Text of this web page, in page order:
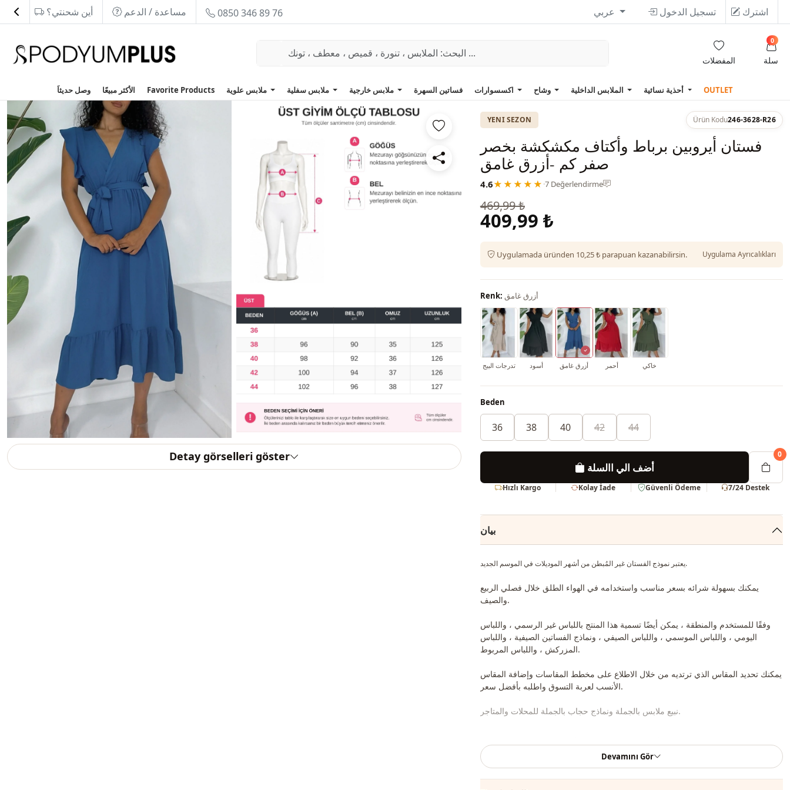
أين شحنتي؟ مساعدة / الدعم 0850 346 89 76 تسجيل الدخول اشترك
المفضلات سلة
0
وصل حديثاَ الأكثر مبيعًا Favorite Products ملابس علوية ملابس سفلية ملابس خارجية فساتين السهرة OUTLET
Detay görselleri göster
YENI SEZON Ürün Kodu246-3628-R26
فستان أيروبين برباط وأكتاف مكشكشة بخصر
صفر كم -أزرق غامق
4.6★★★★★ ·7 Değerlendirme
469,99 ₺
409,99 ₺
Uygulamada üründen 10,25 ₺ parapuan kazanabilirsin. Uygulama Ayrıcalıkları
Renk: أزرق غامق
تدرجات البيج أسود أزرق غامق أحمر خاكي
Beden
36 38 40 42 44
أضف الي االسلة
0
Hızlı Kargo Kolay İade Güvenli Ödeme 7/24 Destek
بيان
يعتبر نموذج الفستان غير المُبطن من أشهر الموديلات في الموسم الجديد.
يمكنك بسهولة شرائه بسعر مناسب واستخدامه في الهواء الطلق خلال فصلي الربيع
والصيف.
وفقًا للمستخدم والمنطقة ، يمكن أيضًا تسمية هذا المنتج باللباس غير الرسمي ، واللباس
اليومي ، واللباس الموسمي ، واللباس الصيفي ، ونماذج الفساتين الصيفية ، واللباس
المزركش ، واللباس المربوط.
يمكنك تحديد المقاس الذي ترتديه من خلال الاطلاع على مخطط المقاسات وإضافة المقاس
الأنسب لعربة التسوق واطلبه بأفضل سعر.
نبيع ملابس بالجملة ونماذج حجاب بالجملة للمحلات والمتاجر.
معلوماتك إلى خط الواتساب 0545695 05 91 للموافقة عليها.
ملاحظة: يتكون محتوى المنتج من الفستان. (تستخدم الأحذية والحقائب والمجوهرات
Devamını Gör